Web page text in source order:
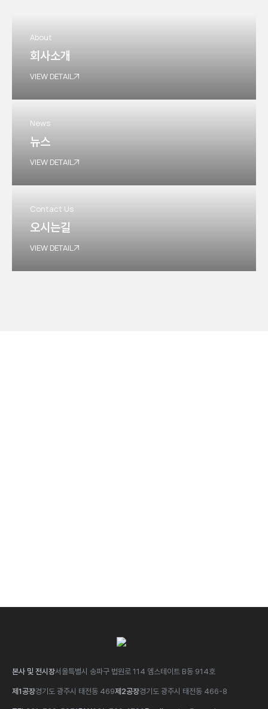
About
회사소개
VIEW DETAIL
News
뉴스
VIEW DETAIL
Contact Us
오시는길
VIEW DETAIL
본사 및 전시장서울특별시 송파구 법원로 114 엠스테이트 B동 914호
제1공장경기도 광주시 태전동 469제2공장경기도 광주시 태전동 466-8